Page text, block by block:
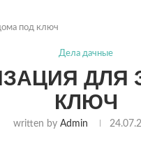
под ключ
Дела дачные
ДЛЯ
КЛЮЧ
written by Admin